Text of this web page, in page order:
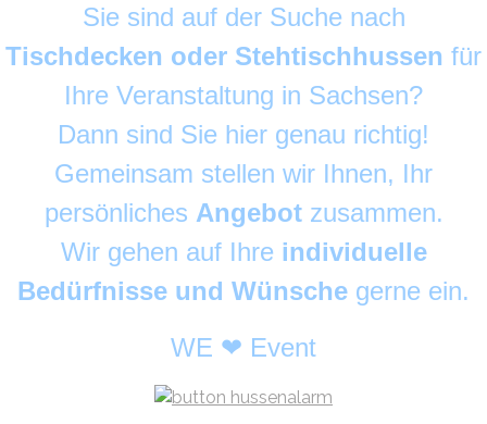
Sie sind auf der Suche nach
Tischdecken oder Stehtischhussen für
Ihre Veranstaltung in Sachsen?
Dann sind Sie hier genau richtig!
Gemeinsam stellen wir Ihnen, Ihr
persönliches Angebot zusammen.
Wir gehen auf Ihre individuelle
Bedürfnisse und Wünsche gerne ein.
WE ❤ Event